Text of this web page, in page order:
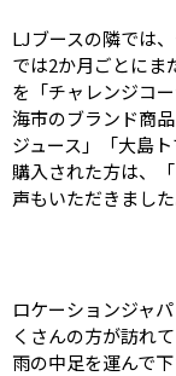
LJブースの隣では
では2か月ごとにま
を「チャレンジコ
海市のブランド商
ジュース」「大島
購入された方は、
声もいただきました
ロケーションジャ
くさんの方が訪れ
雨の中足を運んで